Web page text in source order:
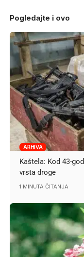
Pogledajte i ovo
ARHIVA
Kaštela: Kod 43-
vrsta droge
1 MINUTA ČITANJA